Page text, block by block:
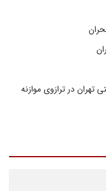
تهران در ترازوی موازنه